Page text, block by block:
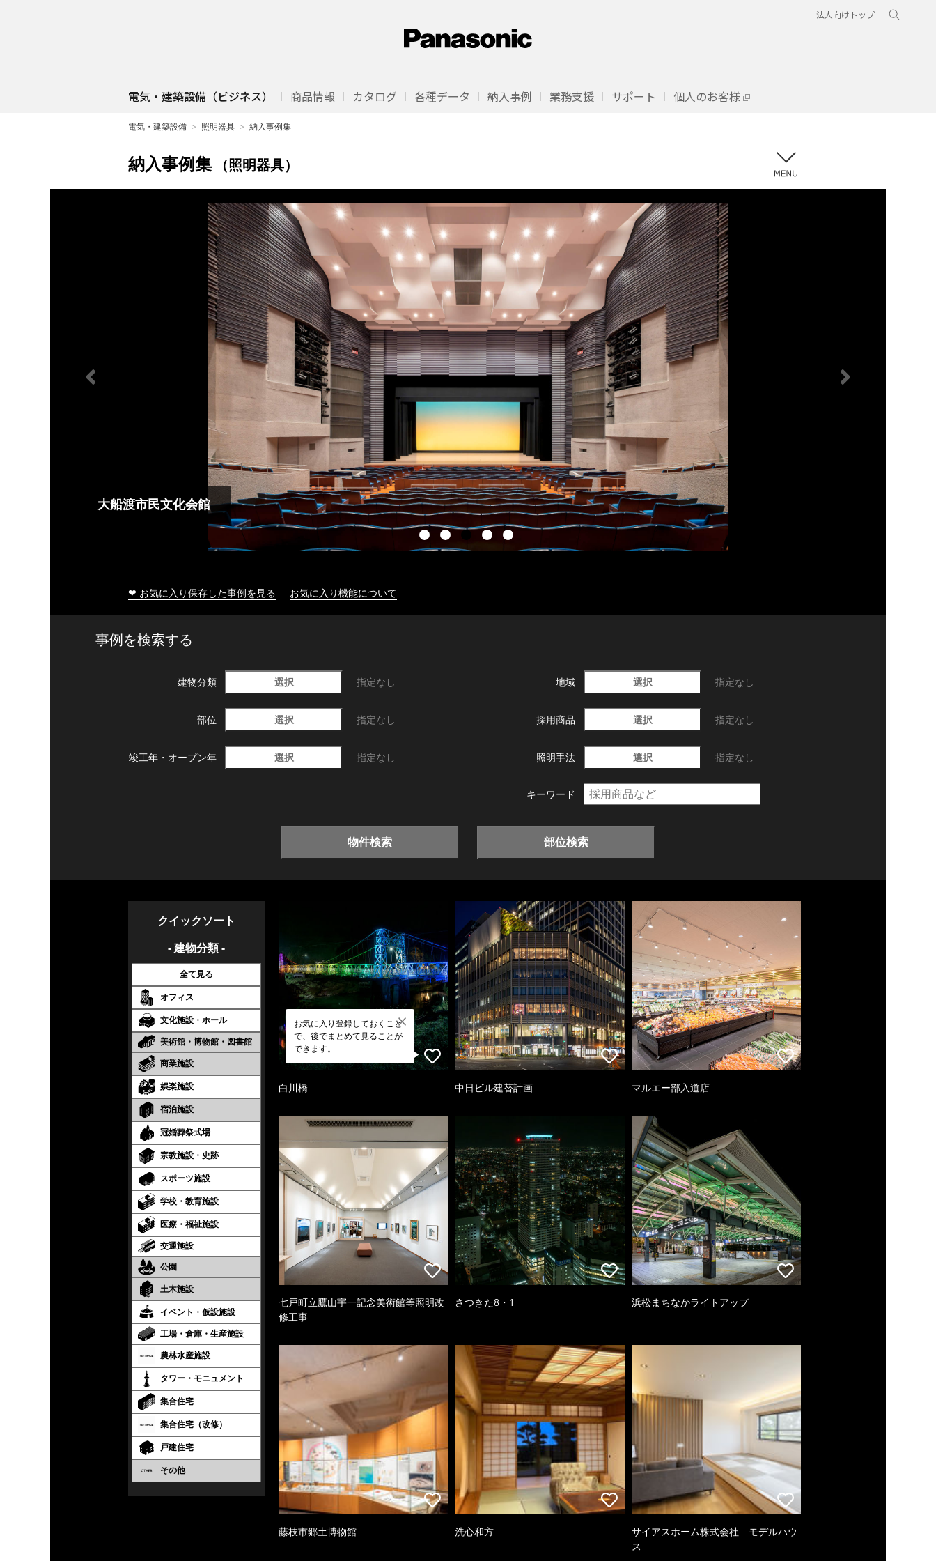
法人向けトップ
電気・建築設備（ビジネス） 商品情報 カタログ 各種データ 納入事例 業務支援 サポート 個人のお客様
電気・建築設備 照明器具 納入事例集
納入事例集 （照明器具）
大船渡市民文化会館
❤ お気に入り保存した事例を見る お気に入り機能について
事例を検索する
建物分類 選択 指定なし 地域 選択 指定なし
部位 選択 指定なし 採用商品 選択 指定なし
竣工年・ オープン年 選択 指定なし 照明手法 選択 指定なし
キーワード
物件検索 部位検索
クイックソート
- 建物分類 -
全て見る
オフィス
文化施設・ホール
美術館・博物館・図書館
商業施設
娯楽施設
宿泊施設
冠婚葬祭式場
宗教施設・史跡
スポーツ施設
学校・教育施設
医療・福祉施設
交通施設
公園
土木施設
イベント・仮設施設
工場・倉庫・生産施設
農林水産施設
タワー・モニュメント
集合住宅
集合住宅（改修）
戸建住宅
その他
お気に入り登録しておくこと
で、後でまとめて見ることが
できます。
白川橋 中日ビル建替計画 マルエー部入道店
七戸町立鷹山宇一記念美術館等照明改
修工事
さつきた8・1 浜松まちなかライトアップ
藤枝市郷土博物館 洗心和方
サイアスホーム株式会社 モデルハウ
ス